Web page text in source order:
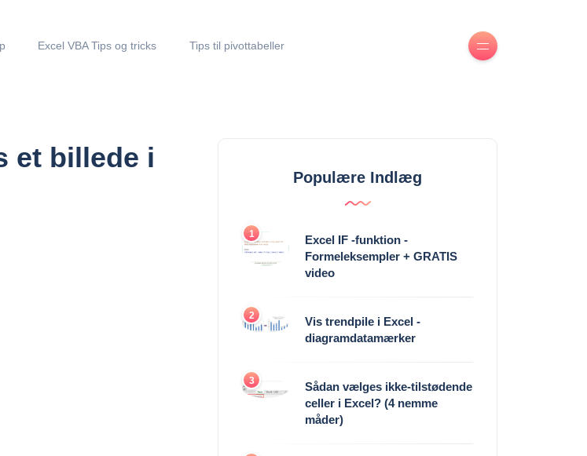
Excel VBA Tips og tricks Tips til pivottabeller
et billede i
Populære Indlæg
1
Excel IF -funktion -
Formeleksempler + GRATIS
video
2
Vis trendpile i Excel -
diagramdatamærker
3
Sådan vælges ikke-tilstødende
celler i Excel? (4 nemme
måder)